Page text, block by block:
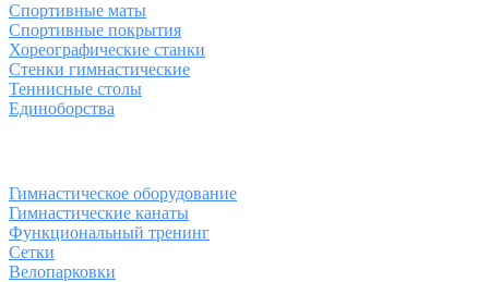
Спортивные маты
Спортивные покрытия
Хореографические станки
Стенки гимнастические
Теннисные столы
Единоборства
Гимнастическое оборудование
Гимнастические канаты
Функциональный тренинг
Сетки
Велопарковки